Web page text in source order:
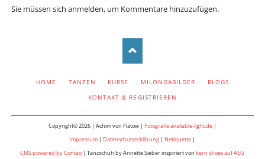
Sie müssen sich anmelden, um Kommentare hinzuzufügen.
HOME TANZEN KURSE MILONGABILDER
BLOGS
KONTAKT & REGISTRIEREN
Copyright© 2026 | Achim von Flatow | Fotografie available-light.de|
Impressum |Datenschutzerklärung |Netiquette |
CMS powered by Contao | Tanzschuh by Annette Sieber inspiriert vonkern shoes auf AEG